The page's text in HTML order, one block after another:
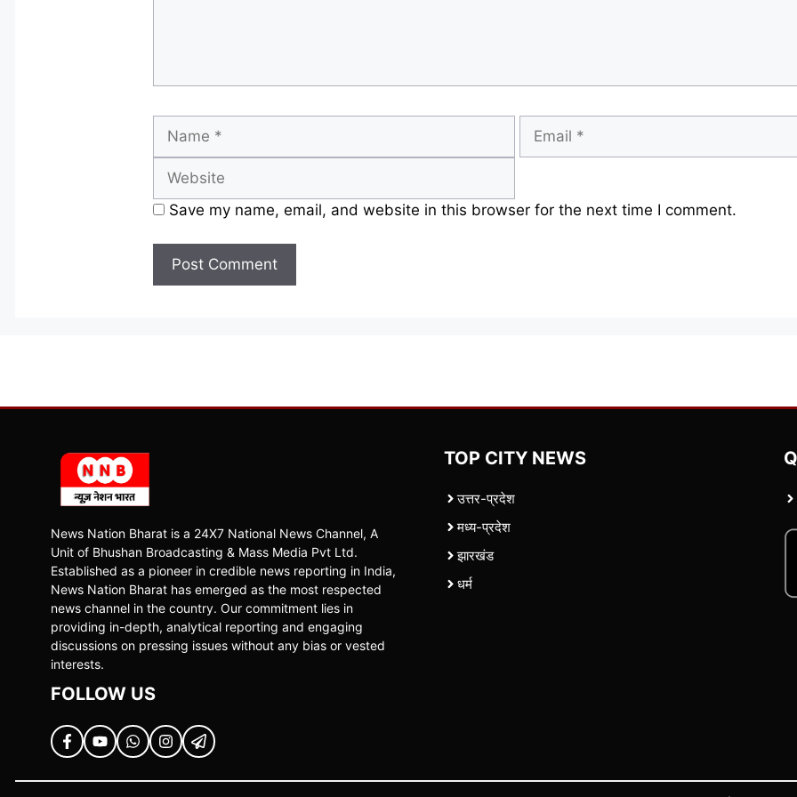
Save my name, email, and website in this browser for the next time I comment.
News Nation Bharat is a 24X7 National News Channel, A
Unit of Bhushan Broadcasting & Mass Media Pvt Ltd.
Established as a pioneer in credible news reporting in India,
News Nation Bharat has emerged as the most respected
news channel in the country. Our commitment lies in
providing in-depth, analytical reporting and engaging
discussions on pressing issues without any bias or vested
interests.
FOLLOW US
TOP CITY NEWS
उत्तर-प्रदेश
मध्य-प्रदेश
झारखंड
धर्म